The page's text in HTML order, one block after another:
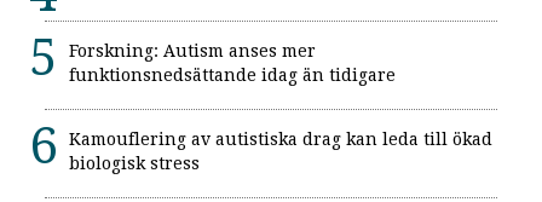
Forskning: Autism anses mer
funktionsnedsättande idag än tidigare
Kamouflering av autistiska drag kan leda till ökad
biologisk stress